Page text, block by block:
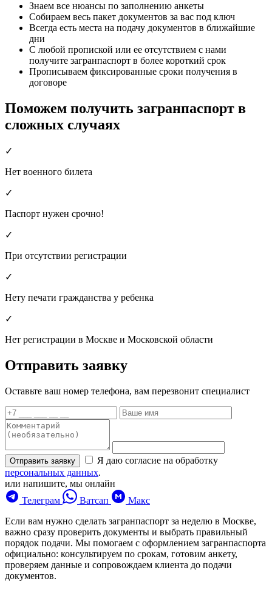
Знаем все нюансы по заполнению анкеты
Собираем весь пакет документов за вас под ключ
Всегда есть места на подачу документов в ближайшие
дни
С любой пропиской или ее отсутствием с нами
получите загранпаспорт в более короткий срок
Прописываем фиксированные сроки получения в
договоре
Поможем получить загранпаспорт в
сложных случаях
✓
Нет военного билета
✓
Паспорт нужен срочно!
✓
При отсутствии регистрации
✓
Нету печати гражданства у ребенка
✓
Нет регистрации в Москве и Московской области
Отправить заявку
Оставьте ваш номер телефона, вам перезвонит специалист
Отправить заявку
Я даю согласие на обработку
персональных данных.
или напишите, мы онлайн
Телеграм
Ватсап
Макс
Если вам нужно сделать загранпаспорт за неделю в Москве,
важно сразу проверить документы и выбрать правильный
порядок подачи. Мы помогаем с оформлением загранпаспорта
официально: консультируем по срокам, готовим анкету,
проверяем данные и сопровождаем клиента до подачи
документов.